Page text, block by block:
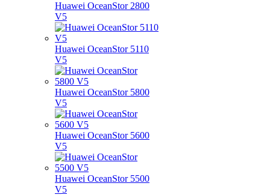
Huawei OceanStor 2800
V5
Huawei OceanStor 5110
V5
Huawei OceanStor 5800
V5
Huawei OceanStor 5600
V5
Huawei OceanStor 5500
V5